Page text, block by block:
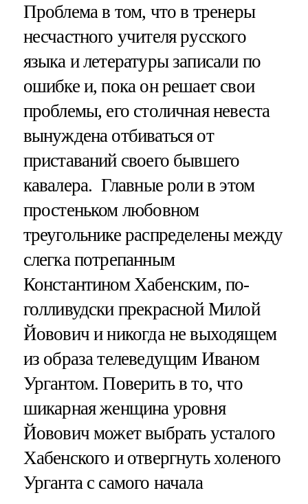
Проблема в том, что в тренеры
несчастного учителя русского
языка и летературы записали по
ошибке и, пока он решает свои
проблемы, его столичная невеста
вынуждена отбиваться от
приставаний своего бывшего
кавалера. Главные роли в этом
простеньком любовном
треугольнике распределены между
слегка потрепанным
Константином Хабенским, по-
голливудски прекрасной Милой
Йовович и никогда не выходящем
из образа телеведущим Иваном
Ургантом. Поверить в то, что
шикарная женщина уровня
Йовович может выбрать усталого
Хабенского и отвергнуть холеного
Урганта с самого начала